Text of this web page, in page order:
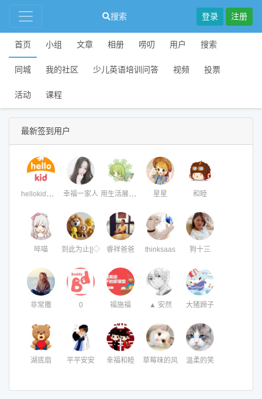
搜索 登录 注册
首页 小组 文章 相册 唠叨 用户 搜索
同城 我的社区 少儿英语培训问答 视频 投票
活动 课程
最新签到用户
幸福一家人 星星 和睦
啐喵 到此为止||◇ 睿祥爸爸 thinksaas 狗十三
非常撒 0 福施福 ▲ 安然 大猪蹄子
湖底扇 平平安安 幸福和睦 草莓味的风 温柔的笑